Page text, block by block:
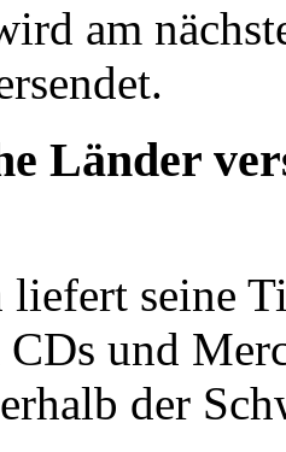
am
Länder
seine
CDs und
der